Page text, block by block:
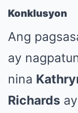
Konklusyon
Ang
ay
nina
Richards